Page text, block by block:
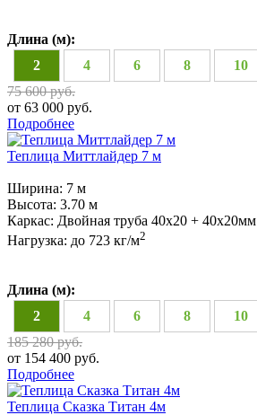
Длина (м):
2
4 6 8
10
75 600 руб.
от 63 000 руб.
Подробнее
Теплица Миттлайдер 7 м
Ширина: 7 м
Высота: 3.70 м
Каркас: Двойная труба 40x20 + 40х20мм
Нагрузка: до 723 кг/м2
Длина (м):
2
4 6 8
10
185 280 руб.
от 154 400 руб.
Подробнее
Теплица Сказка Титан 4м